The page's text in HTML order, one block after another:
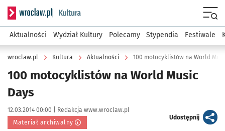
Serwis informacyjny wroclaw.pl podserwis: Kultura
Aktualności Wydział Kultury Polecamy Stypendia Festiwale
wroclaw.pl Kultura Aktualności 100 motocyklistów na World
100 motocyklistów na World Music
Days
Data publikacji:
12.03.2014 00:00 | Autor:
Redakcja www.wroclaw.pl
Materiał archiwalny
Udostępnijartykuł